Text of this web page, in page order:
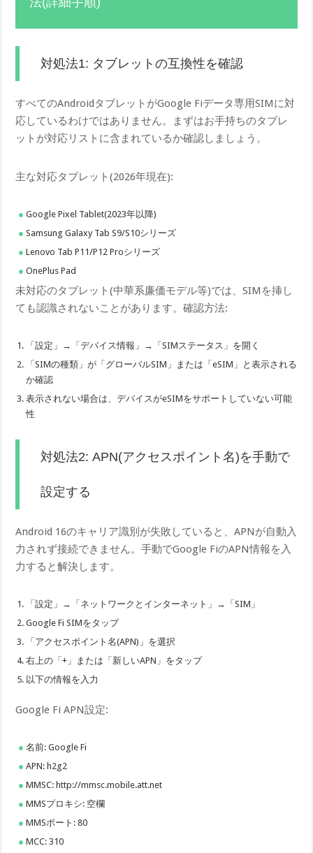
対処法1: タブレットの互換性を確認
すべてのAndroidタブレットがGoogle Fiデータ専用SIMに対
応しているわけではありません。まずはお手持ちのタブレ
ットが対応リストに含まれているか確認しましょう。
主な対応タブレット(2026年現在):
Google Pixel Tablet(2023年以降)
Samsung Galaxy Tab S9/S10シリーズ
Lenovo Tab P11/P12 Proシリーズ
OnePlus Pad
未対応のタブレット(中華系廉価モデル等)では、SIMを挿し
ても認識されないことがあります。確認方法:
「設定」→「デバイス情報」→「SIMステータス」を開く
「SIMの種類」が「グローバルSIM」または「eSIM」と表示される
か確認
表示されない場合は、デバイスがeSIMをサポートしていない可能
性
対処法2: APN(アクセスポイント名)を手動で
設定する
Android 16のキャリア識別が失敗していると、APNが自動入
力されず接続できません。手動でGoogle FiのAPN情報を入
力すると解決します。
「設定」→「ネットワークとインターネット」→「SIM」
Google Fi SIMをタップ
「アクセスポイント名(APN)」を選択
右上の「+」または「新しいAPN」をタップ
以下の情報を入力
Google Fi APN設定:
名前: Google Fi
APN: h2g2
MMSC: http://mmsc.mobile.att.net
MMSプロキシ: 空欄
MMSポート: 80
MCC: 310